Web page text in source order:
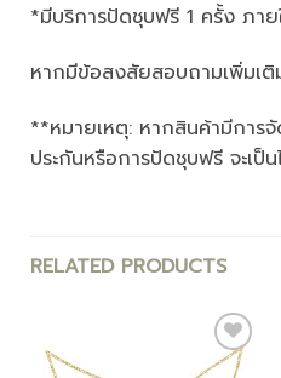
*มีบริการปัดชุบฟรี 1 ครั้ง ภาย
หากมีข้อสงสัยสอบถามเพิ่มเติ
**หมายเหตุ: หากสินค้ามีการจั
ประกันหรือการปัดชุบฟรี จะเป็
RELATED PRODUCTS